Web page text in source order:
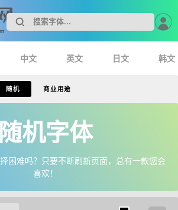
中文 英文 日文 韩文
随机 商业用途
随机字体
困难吗？只要不断刷新页面，总有一款您会
喜欢！